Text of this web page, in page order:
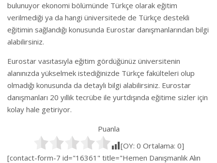
bulunuyor ekonomi bölümünde Türkçe olarak eğitim
verilmediği ya da hangi üniversitede de Türkçe destekli
eğitimin sağlandığı konusunda Eurostar danışmanlarından bilgi
alabilirsiniz.
Eurostar vasıtasıyla eğitim gördüğünüz üniversitenin
alanınızda yükselmek istediğinizde Türkçe fakülteleri olup
olmadığı konusunda da detaylı bilgi alabilirsiniz. Eurostar
danışmanları 20 yıllık tecrübe ile yurtdışında eğitime sizler için
kolay hale getiriyor.
Puanla
[OY: 0 Ortalama: 0]
[contact-form-7 id="16361" title="Hemen Danışmanlık Alın